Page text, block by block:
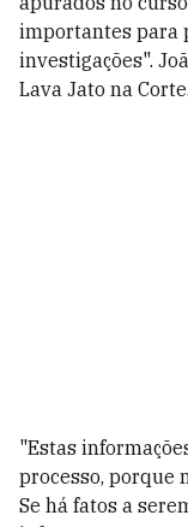
importantes para
investigações".
Lava Jato na Corte.
"Estas
processo, porque
Se há fatos a